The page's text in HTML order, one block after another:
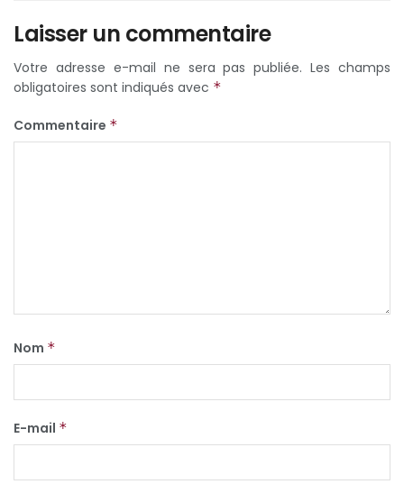
Laisser un commentaire
Votre adresse e-mail ne sera pas publiée. Les champs
obligatoires sont indiqués avec *
Commentaire *
Nom *
E-mail *